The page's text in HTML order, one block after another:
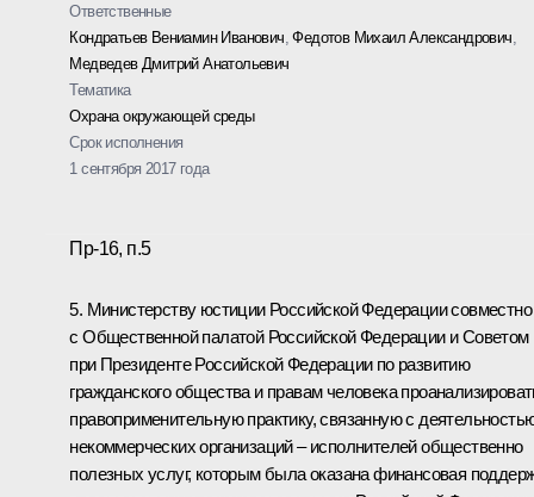
Ответственные
Кондратьев Вениамин Иванович ,Федотов Михаил Александрович
Медведев Дмитрий Анатольевич
Тематика
Охрана окружающей среды
Срок исполнения
1 сентября 2017 года
Пр-16, п.5
5. Министерству юстиции Российской Федерации совместно
с Общественной палатой Российской Федерации и Советом
при Президенте Российской Федерации по развитию
гражданского общества и правам человека
правоприменительную практику, связанную с
некоммерческих организаций – исполнителей общественно
полезных услуг, которым была оказана финансовая